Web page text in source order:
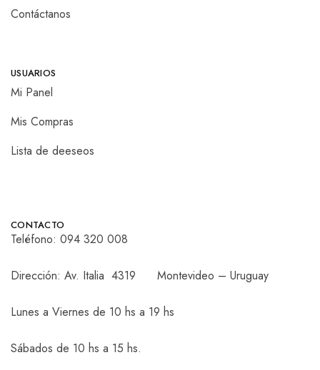
Contáctanos
USUARIOS
Mi Panel
Mis Compras
Lista de deeseos
CONTACTO
Teléfono: 094 320 008
Dirección: Av. Italia 4319 Montevideo – Uruguay
Lunes a Viernes de 10 hs a 19 hs
Sábados de 10 hs a 15 hs.